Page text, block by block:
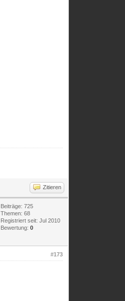
Zitieren
Beiträge: 725
Themen: 68
Registriert seit: Jul 2010
Bewertung:0
#173